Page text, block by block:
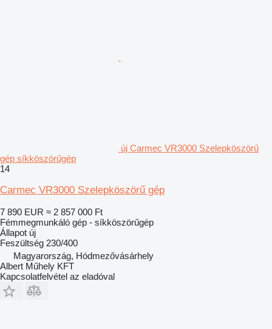
új Carmec VR3000 Szelepköszörű
gép síkköszörűgép
14
Carmec VR3000 Szelepköszörű gép
7 890 EUR ≈ 2 857 000 Ft
Fémmegmunkáló gép - síkköszörűgép
Állapot új
Feszültség 230/400
Magyarország, Hódmezővásárhely
Albert Műhely KFT
Kapcsolatfelvétel az eladóval